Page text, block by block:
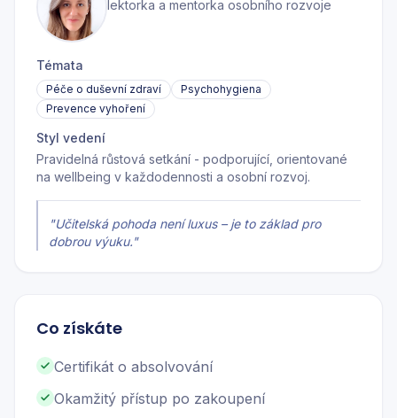
lektorka a mentorka osobního rozvoje
Témata
Péče o duševní zdraví
Psychohygiena
Prevence vyhoření
Styl vedení
Pravidelná růstová setkání - podporující, orientované
na wellbeing v každodennosti a osobní rozvoj.
"Učitelská pohoda není luxus – je to základ pro
dobrou výuku."
Co získáte
Certifikát o absolvování
Okamžitý přístup po zakoupení